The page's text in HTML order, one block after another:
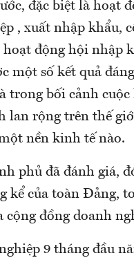
đặc biệt là hoạt
, xuất nhập khẩu,
động hội nhập
một số kết quả
trong bối cảnh cuộc
lan rộng trên thế
nền kinh tế nào.
phủ đã đánh giá,
kể của toàn Đảng,
cộng đồng doanh
9 tháng đầu